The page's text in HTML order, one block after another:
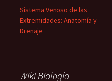
Sistema Venoso de las
Extremidades: Anatomía y
Drenaje
Wiki Biología